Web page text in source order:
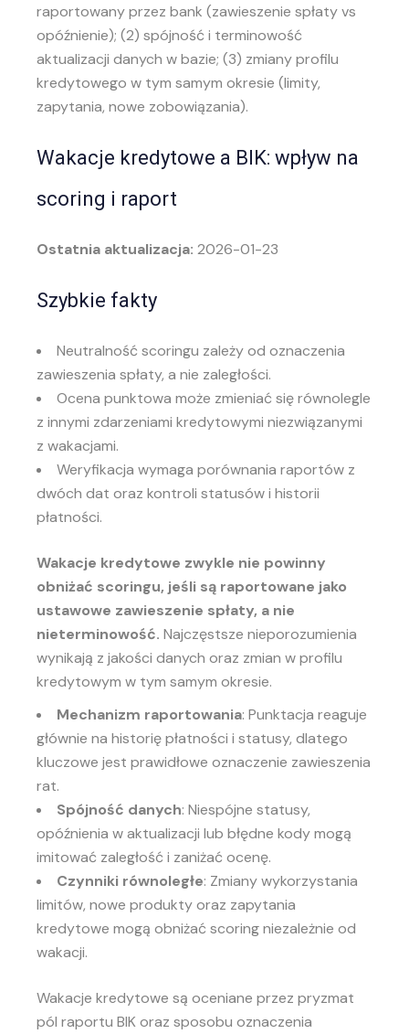
raportowany przez bank (zawieszenie spłaty vs
opóźnienie); (2) spójność i terminowość
aktualizacji danych w bazie; (3) zmiany profilu
kredytowego w tym samym okresie (limity,
zapytania, nowe zobowiązania).
Wakacje kredytowe a BIK: wpływ na
scoring i raport
Ostatnia aktualizacja: 2026-01-23
Szybkie fakty
Neutralność scoringu zależy od oznaczenia
zawieszenia spłaty, a nie zaległości.
Ocena punktowa może zmieniać się równolegle
z innymi zdarzeniami kredytowymi niezwiązanymi
z wakacjami.
Weryfikacja wymaga porównania raportów z
dwóch dat oraz kontroli statusów i historii
płatności.
Wakacje kredytowe zwykle nie powinny
obniżać scoringu, jeśli są raportowane jako
ustawowe zawieszenie spłaty, a nie
nieterminowość. Najczęstsze nieporozumienia
wynikają z jakości danych oraz zmian w profilu
kredytowym w tym samym okresie.
Mechanizm raportowania: Punktacja reaguje
głównie na historię płatności i statusy, dlatego
kluczowe jest prawidłowe oznaczenie zawieszenia
rat.
Spójność danych: Niespójne statusy,
opóźnienia w aktualizacji lub błędne kody mogą
imitować zaległość i zaniżać ocenę.
Czynniki równoległe: Zmiany wykorzystania
limitów, nowe produkty oraz zapytania
kredytowe mogą obniżać scoring niezależnie od
wakacji.
Wakacje kredytowe są oceniane przez pryzmat
pól raportu BIK oraz sposobu oznaczenia